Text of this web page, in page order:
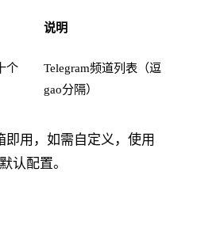
说明
个
Telegram频道列表（逗
gao分隔）
即用，如需自定义，使用
认配置。